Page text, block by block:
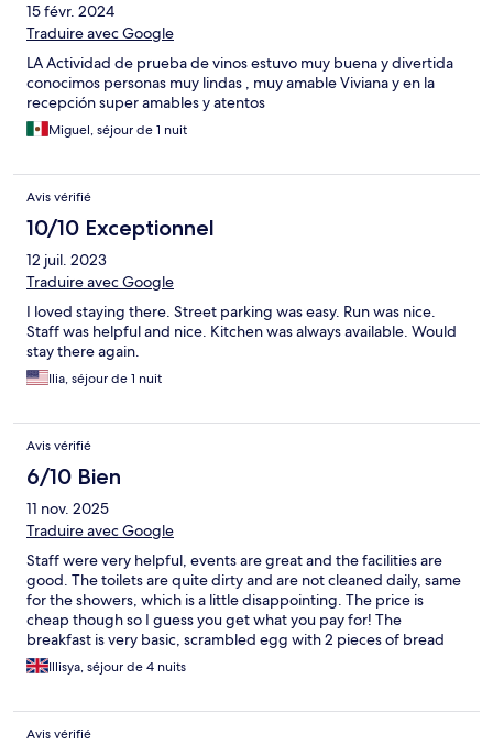
15 févr. 2024
Traduire avec Google
LA Actividad de prueba de vinos estuvo muy buena y divertida
conocimos personas muy lindas , muy amable Viviana y en la
recepción super amables y atentos
Miguel, séjour de 1 nuit
Avis vérifié
10/10 Exceptionnel
12 juil. 2023
Traduire avec Google
I loved staying there. Street parking was easy. Run was nice.
Staff was helpful and nice. Kitchen was always available. Would
stay there again.
Ilia, séjour de 1 nuit
Avis vérifié
6/10 Bien
11 nov. 2025
Traduire avec Google
Staff were very helpful, events are great and the facilities are
good. The toilets are quite dirty and are not cleaned daily, same
for the showers, which is a little disappointing. The price is
cheap though so I guess you get what you pay for! The
breakfast is very basic, scrambled egg with 2 pieces of bread
and fruit, would probably be cool to change the options on
different days as it gets a little repetitive.
Illisya, séjour de 4 nuits
Avis vérifié